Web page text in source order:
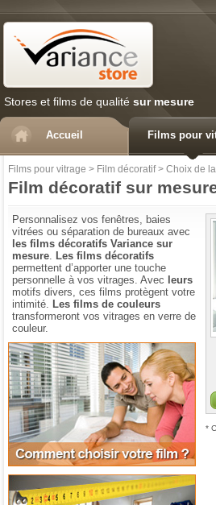
Stores et films de qualité sur mesure
Accueil Films pour
Films pour vitrage > Film décoratif > Choix de
Film décoratif sur
Personnalisez vos fenêtres, baies
vitrées ou séparation de bureaux avec
les films décoratifs Variance sur
mesure. Les films décoratifs
permettent d’apporter une touche
personnelle à vos vitrages. Avec leurs
motifs divers, ces films protègent votre
intimité. Les films de couleurs
transformeront vos vitrages en verre de
couleur.
*